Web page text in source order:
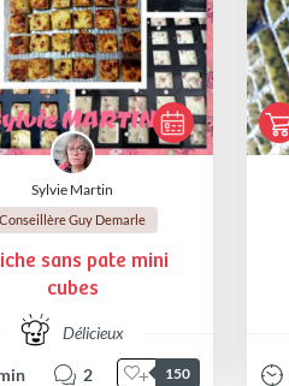
Sylvie Martin
Conseillère Guy Demarle
sans pate mini
cubes
Délicieux
2 150